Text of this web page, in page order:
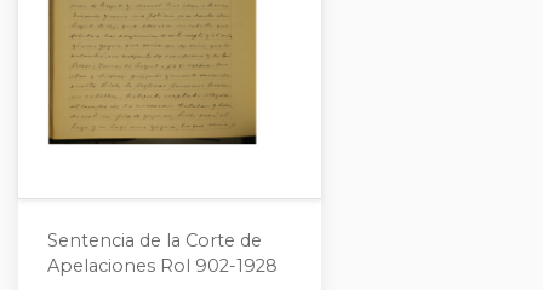
Sentencia de la Corte de
Apelaciones Rol 902-1928